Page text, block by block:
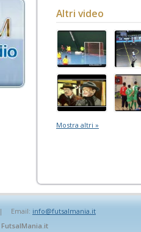
Altri video
Mostra altri »
| Email: info@futsalmania.it
FutsalMania.it